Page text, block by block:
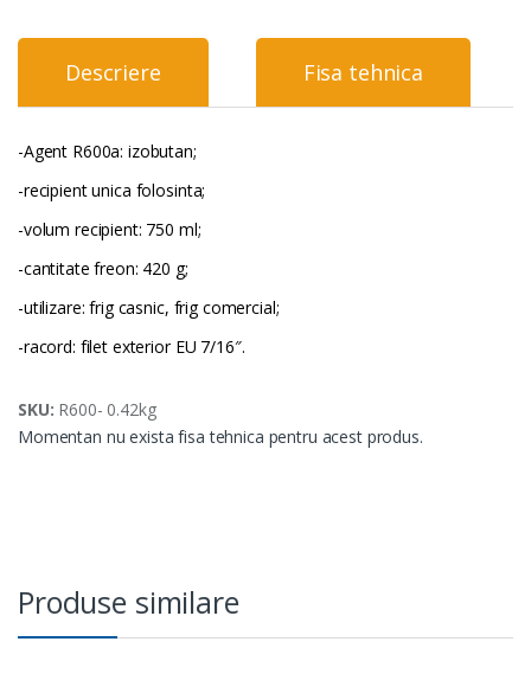
Descriere Fisa tehnica
-Agent R600a: izobutan;
-recipient unica folosinta;
-volum recipient: 750 ml;
-cantitate freon: 420 g;
-utilizare: frig casnic, frig comercial;
-racord: filet exterior EU 7/16″.
SKU: R600- 0.42kg
Momentan nu exista fisa tehnica pentru acest produs.
Produse similare